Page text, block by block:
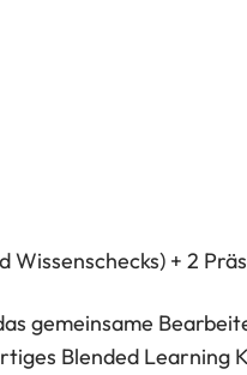
+ 2
gemeinsame
Blended